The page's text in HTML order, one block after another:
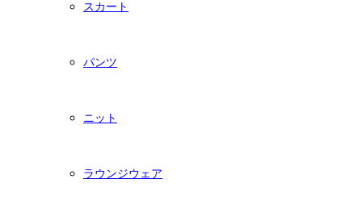
スカート
パンツ
ニット
ラウンジウェア